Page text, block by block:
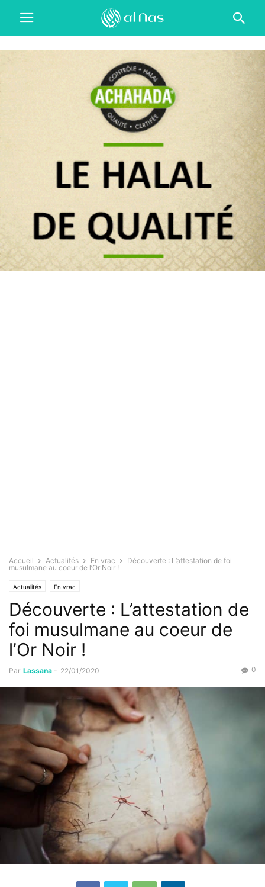
Accueil Actualités En vrac
Découverte : L’attestation de foi
musulmane au coeur de l’Or Noir !
Actualités En vrac
Découverte : L’attestation de
foi musulmane au coeur de
l’Or Noir !
Par Lassana - 22/01/2020 0